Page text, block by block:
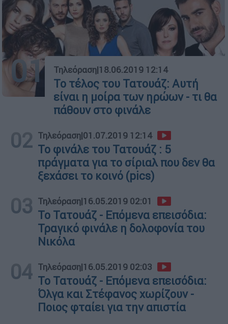
01 Τηλεόραση|18.06.2019 12:14
Το τέλος του Τατουάζ: Αυτή
είναι η μοίρα των ηρώων - τι θα
πάθουν στο φινάλε
02 Τηλεόραση|01.07.2019 12:14
Το φινάλε του Τατουάζ : 5
πράγματα για το σίριαλ που δεν θα
ξεχάσει το κοινό (pics)
03 Τηλεόραση|16.05.2019 02:01
Το Τατουάζ - Επόμενα επεισόδια:
Τραγικό φινάλε η δολοφονία του
Νικόλα
04 Τηλεόραση|16.05.2019 02:03
Το Τατουάζ - Επόμενα επεισόδια:
Όλγα και Στέφανος χωρίζουν -
Ποιος φταίει για την απιστία